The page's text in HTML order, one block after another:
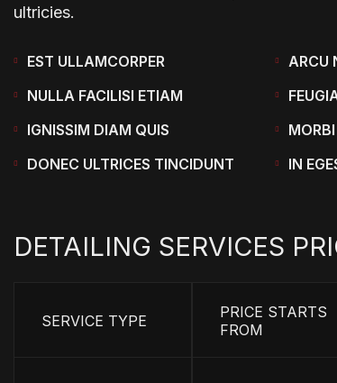
ultricies.
EST ULLAMCORPER
NULLA FACILISI ETIAM
IGNISSIM DIAM QUIS
DONEC ULTRICES TINCIDUNT
ARCU
IN
DETAILING SERVICES
SERVICE TYPE
PRICE STARTS
FROM